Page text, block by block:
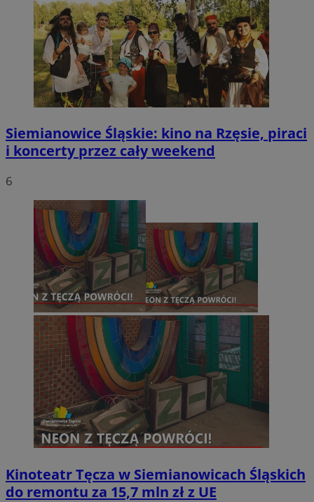
Siemianowice Śląskie: kino na Rzęsie, piraci
i koncerty przez cały weekend
6
Kinoteatr Tęcza w Siemianowicach Śląskich
do remontu za 15,7 mln zł z UE